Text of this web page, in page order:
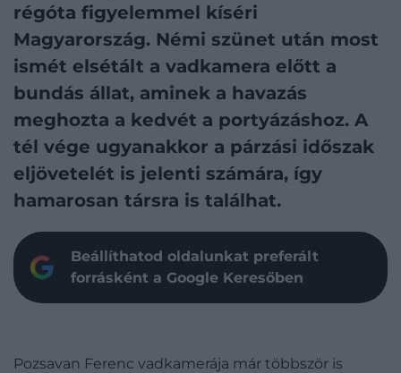
régóta figyelemmel kíséri
Magyarország. Némi szünet után most
ismét elsétált a vadkamera előtt a
bundás állat, aminek a havazás
meghozta a kedvét a portyázáshoz. A
tél vége ugyanakkor a párzási időszak
eljövetelét is jelenti számára, így
hamarosan társra is találhat.
Beállíthatod oldalunkat preferált
forrásként a Google Keresőben
Pozsavan Ferenc vadkamerája már többször is